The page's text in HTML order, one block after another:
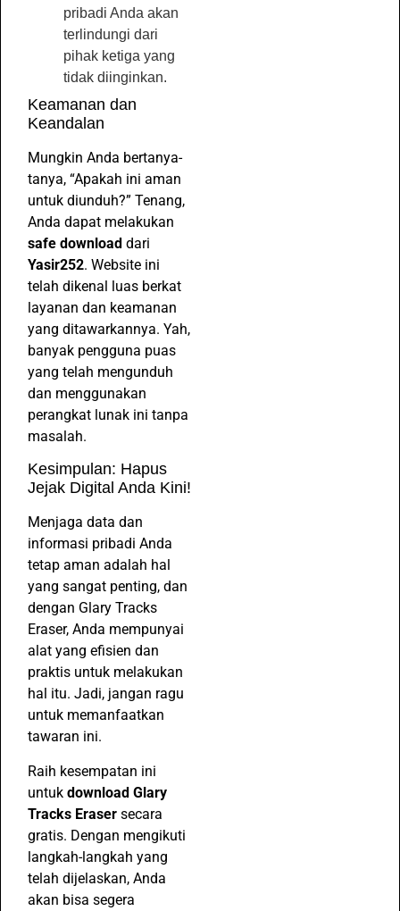
pribadi Anda akan
terlindungi dari
pihak ketiga yang
tidak diinginkan.
Keamanan dan
Keandalan
Mungkin Anda bertanya-
tanya, “Apakah ini aman
untuk diunduh?” Tenang,
Anda dapat melakukan
safe download dari
Yasir252. Website ini
telah dikenal luas berkat
layanan dan keamanan
yang ditawarkannya. Yah,
banyak pengguna puas
yang telah mengunduh
dan menggunakan
perangkat lunak ini tanpa
masalah.
Kesimpulan: Hapus
Jejak Digital Anda Kini!
Menjaga data dan
informasi pribadi Anda
tetap aman adalah hal
yang sangat penting, dan
dengan Glary Tracks
Eraser, Anda mempunyai
alat yang efisien dan
praktis untuk melakukan
hal itu. Jadi, jangan ragu
untuk memanfaatkan
tawaran ini.
Raih kesempatan ini
untuk download Glary
Tracks Eraser secara
gratis. Dengan mengikuti
langkah-langkah yang
telah dijelaskan, Anda
akan bisa segera